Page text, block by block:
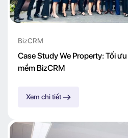
BizCRM
Case Study We Property: Tối
mềm BizCRM
Xem chi tiết